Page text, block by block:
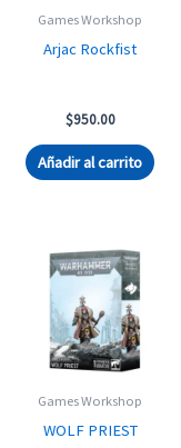
Games Workshop
Arjac Rockfist
$950.00
Añadir al carrito
Games Workshop
WOLF PRIEST